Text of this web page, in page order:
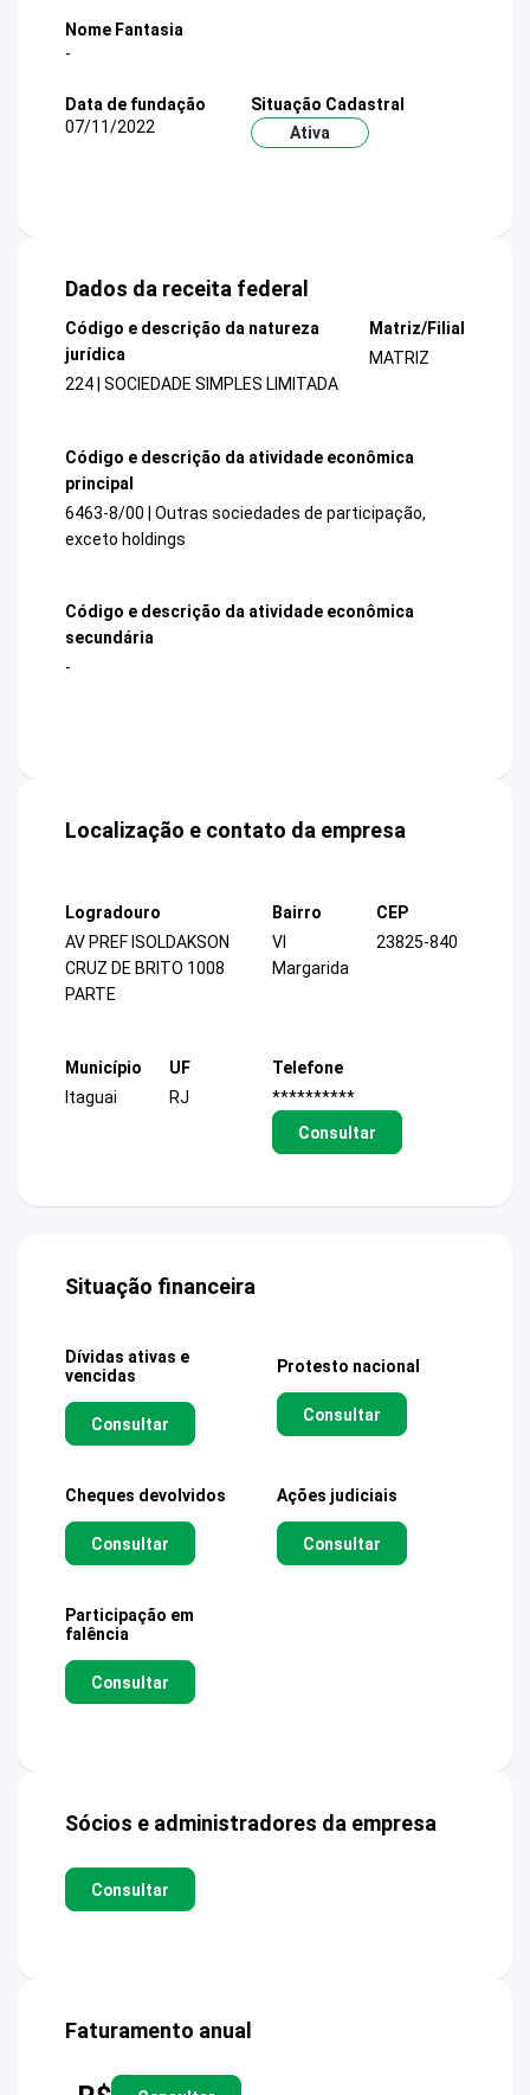
Nome Fantasia
-
Data de fundação
07/11/2022
Situação Cadastral
Ativa
Dados da receita federal
Código e descrição da natureza
jurídica
224 | SOCIEDADE SIMPLES LIMITADA
Matriz/Filial
MATRIZ
Código e descrição da atividade econômica
principal
6463-8/00 | Outras sociedades de participação,
exceto holdings
Código e descrição da atividade econômica
secundária
-
Localização e contato da empresa
Logradouro
AV PREF ISOLDAKSON
CRUZ DE BRITO 1008
PARTE
Bairro
Vl
Margarida
CEP
23825-840
Município
Itaguai
UF
RJ
Telefone
**********
Consultar
Situação financeira
Dívidas ativas e
vencidas
Consultar
Protesto nacional
Consultar
Cheques devolvidos
Consultar
Ações judiciais
Consultar
Participação em
falência
Consultar
Sócios e administradores da empresa
Consultar
Faturamento anual